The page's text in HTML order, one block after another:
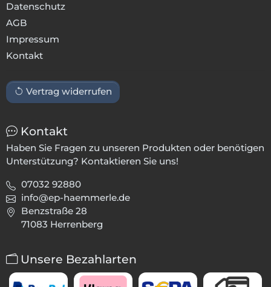
Datenschutz
AGB
Impressum
Kontakt
Vertrag widerrufen
Kontakt
Haben Sie Fragen zu unseren Produkten oder benötigen
Unterstützung? Kontaktieren Sie uns!
07032 92880
info@ep-haemmerle.de
Benzstraße 28
71083 Herrenberg
Unsere Bezahlarten